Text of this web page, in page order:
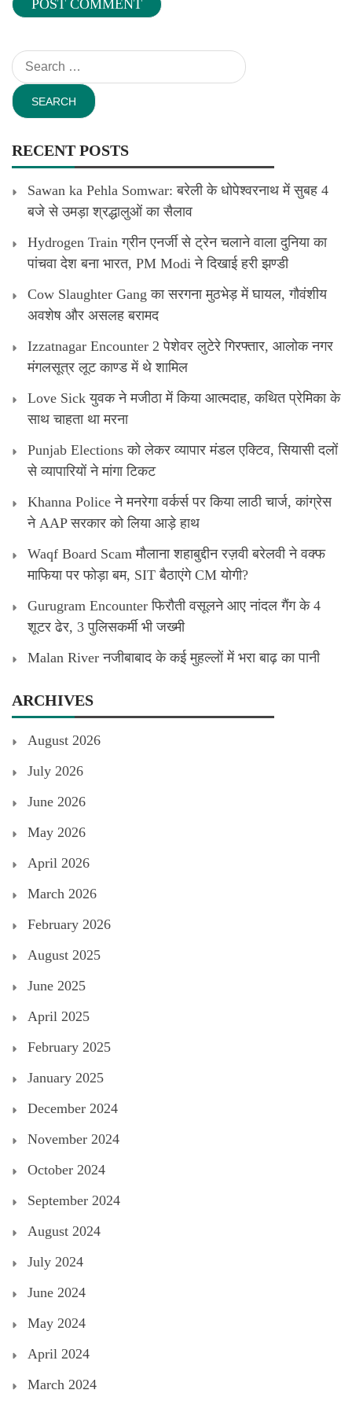
Search
for:
RECENT POSTS
Sawan ka Pehla Somwar: बरेली के धोपेश्वरनाथ में सुबह 4
बजे से उमड़ा श्रद्धालुओं का सैलाव
Hydrogen Train ग्रीन एनर्जी से ट्रेन चलाने वाला दुनिया का
पांचवा देश बना भारत, PM Modi ने दिखाई हरी झण्डी
Cow Slaughter Gang का सरगना मुठभेड़ में घायल, गौवंशीय
अवशेष और असलह बरामद
Izzatnagar Encounter 2 पेशेवर लुटेरे गिरफ्तार, आलोक नगर
मंगलसूत्र लूट काण्‍ड में थे शामिल
Love Sick युवक ने मजीठा में किया आत्मदाह, कथित प्रेमिका के
साथ चाहता था मरना
Punjab Elections को लेकर व्यापार मंडल एक्टिव, सियासी दलों
से व्यापारियों ने मांगा टिकट
Khanna Police ने मनरेगा वर्कर्स पर किया लाठी चार्ज, कांग्रेस
ने AAP सरकार को लिया आड़े हाथ
Waqf Board Scam मौलाना शहाबुद्दीन रज़वी बरेलवी ने वक्फ
माफिया पर फोड़ा बम, SIT बैठाएंगे CM योगी?
Gurugram Encounter फिरौती वसूलने आए नांदल गैंग के 4
शूटर ढेर, 3 पुलिसकर्मी भी जख्मी
Malan River नजीबाबाद के कई मुहल्लों में भरा बाढ़ का पानी
ARCHIVES
August 2026
July 2026
June 2026
May 2026
April 2026
March 2026
February 2026
August 2025
June 2025
April 2025
February 2025
January 2025
December 2024
November 2024
October 2024
September 2024
August 2024
July 2024
June 2024
May 2024
April 2024
March 2024